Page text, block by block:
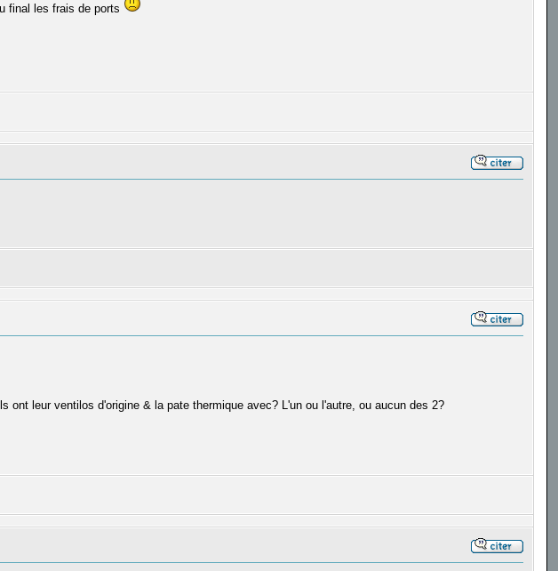
final les frais de ports
leur ventilos d'origine & la pate thermique avec? L'un ou l'autre, ou aucun des 2?